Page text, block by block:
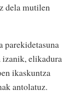
dela mutilen
parekidetasuna
elikadura
ikaskuntza
antolatuz.